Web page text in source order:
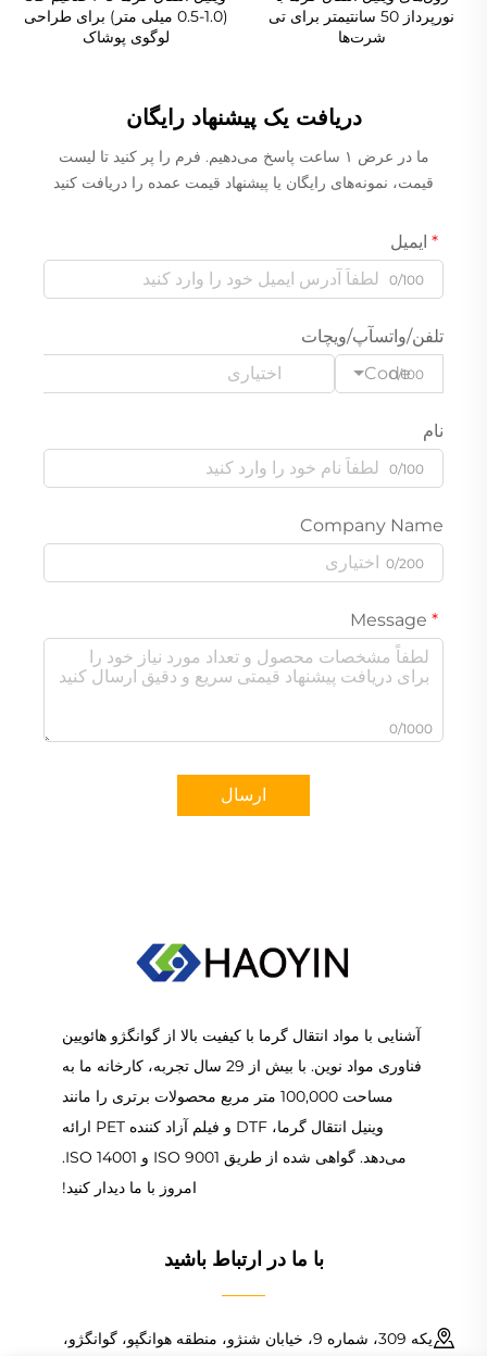
نورپرداز 50 سانتیمتر برای تی
شرت‌ها
(0.5-1.0 میلی متر) برای طراحی
لوگوی پوشاک
دریافت یک پیشنهاد رایگان
ما در عرض ۱ ساعت پاسخ می‌دهیم. فرم را پر کنید تا لیست
قیمت، نمونه‌های رایگان یا پیشنهاد قیمت عمده را دریافت کنید
ایمیل
0/100
تلفن/واتسآپ/ویچات
Code
0/100
نام
0/100
Company Name
0/200
0/1000
ارسال
آشنایی با مواد انتقال گرما با کیفیت بالا از گوانگژو هائویین
فناوری مواد نوین. با بیش از 29 سال تجربه، کارخانه ما به
مساحت 100,000 متر مربع محصولات برتری را مانند
وینیل انتقال گرما، DTF و فیلم آزاد کننده PET ارائه
می‌دهد. گواهی شده از طریق ISO 9001 و ISO 14001.
امروز با ما دیدار کنید!
با ما در ارتباط باشید
یکه 309، شماره 9، خیابان شنژو، منطقه هوانگپو، گوانگژو،